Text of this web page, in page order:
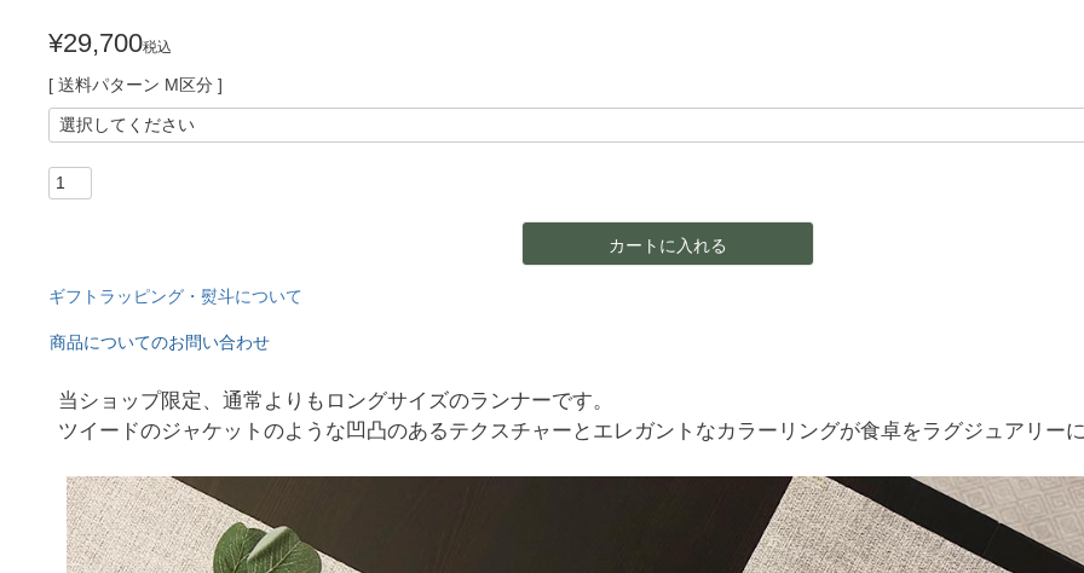
¥29,700税込
送料パターン M区分
カートに入れる
ギフトラッピング・熨斗について
商品についてのお問い合わせ
当ショップ限定、通常よりもロングサイズのランナーです。
ツイードのジャケットのような凹凸のあるテクスチャーとエレガントなカラーリングが食卓をラグジュアリー